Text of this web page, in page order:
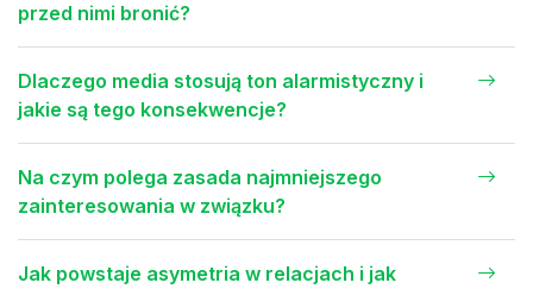
przed nimi bronić?
Dlaczego media stosują ton alarmistyczny i
jakie są tego konsekwencje?
Na czym polega zasada najmniejszego
zainteresowania w związku?
Jak powstaje asymetria w relacjach i jak